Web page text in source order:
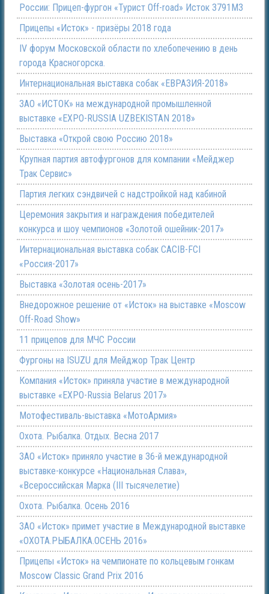
России: Прицеп-фургон «Турист Off-road» Исток 3791М3
Прицепы «Исток» - призёры 2018 года
IV форум Московской области по хлебопечению в день
города Красногорска.
Интернациональная выставка собак «ЕВРАЗИЯ-2018»
ЗАО «ИСТОК» на международной промышленной
выставке «EXPO-RUSSIA UZBEKISTAN 2018»
Выставка «Открой свою Россию 2018»
Крупная партия автофургонов для компании «Мейджер
Трак Сервис»
Партия легких сэндвичей с надстройкой над кабиной
Церемония закрытия и награждения победителей
конкурса и шоу чемпионов «Золотой ошейник-2017»
Интернациональная выставка собак CACIB-FCI
«Россия-2017»
Выставка «Золотая осень-2017»
Внедорожное решение от «Исток» на выставке «Moscow
Off-Road Show»
11 прицепов для МЧС России
Фургоны на ISUZU для Мейджор Трак Центр
Компания «Исток» приняла участие в международной
выставке «EXPO-Russia Belarus 2017»
Мотофестиваль-выставка «МотоАрмия»
Охота. Рыбалка. Отдых. Весна 2017
ЗАО «Исток» приняло участие в 36-й международной
выставке-конкурсе «Национальная Слава»,
«Всероссийская Марка (III тысячелетие)
Охота. Рыбалка. Осень 2016
ЗАО «Исток» примет участие в Международной выставке
«ОХОТА.РЫБАЛКА.ОСЕНЬ 2016»
Прицепы «Исток» на чемпионате по кольцевым гонкам
Moscow Classic Grand Prix 2016